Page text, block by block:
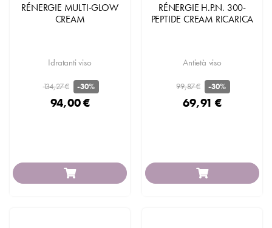
RÉNERGIE MULTI-GLOW
CREAM
Idratanti viso
134,27 € -30%
94,00 €
RÉNERGIE H.P.N. 300-
PEPTIDE CREAM RICARICA
Antietà viso
99,87 € -30%
69,91 €